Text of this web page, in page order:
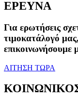
ΕΡΕΥΝΑ
Για ερωτήσεις
τιμοκατάλογό
επικοινωνήσουμε
ΑΙΤΗΣΗ ΤΩΡΑ